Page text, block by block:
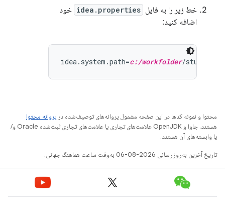
خط زیر را به فایل idea.properties خود
اضافه کنید:
idea.system.path=c:/workfolder
محتوا و نمونه کدها در این صفحه مشمول پروانه‌های توصیف‌شده در پروانه محتوا
هستند. جاوا و OpenJDK علامت‌های تجاری یا علامت‌های تجاری ثبت‌شده Oracle و/
یا وابسته‌های آن هستند.
تاریخ آخرین به‌روزرسانی 2026-08-06 به‌وقت ساعت هماهنگ جهانی.